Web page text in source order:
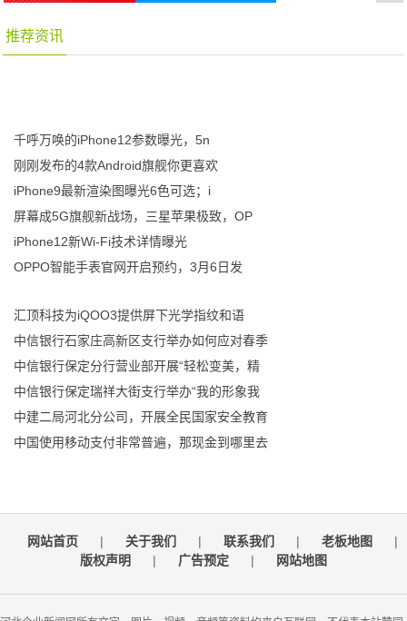
推荐资讯
千呼万唤的iPhone12参数曝光，5n
刚刚发布的4款Android旗舰你更喜欢
iPhone9最新渲染图曝光6色可选；i
屏幕成5G旗舰新战场，三星苹果极致，OP
iPhone12新Wi-Fi技术详情曝光
OPPO智能手表官网开启预约，3月6日发
汇顶科技为iQOO3提供屏下光学指纹和语
中信银行石家庄高新区支行举办如何应对春季
中信银行保定分行营业部开展“轻松变美，精
中信银行保定瑞祥大街支行举办“我的形象我
中建二局河北分公司，开展全民国家安全教育
中国使用移动支付非常普遍，那现金到哪里去
网站首页 | 关于我们 | 联系我们 | 老板地图
|
版权声明
| 广告预定 | 网站地图